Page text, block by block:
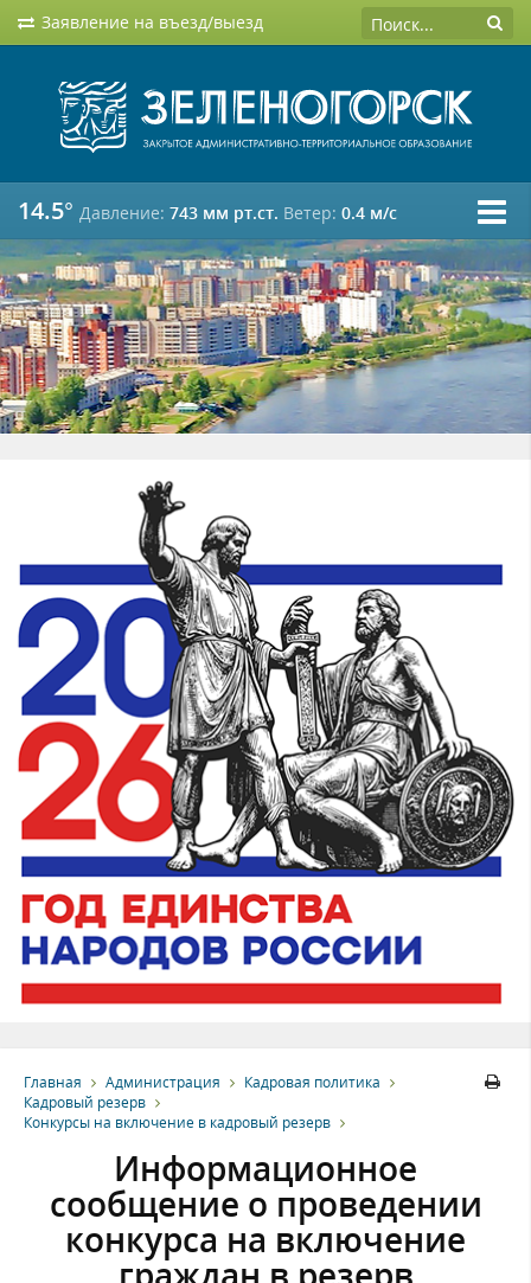
Заявление на въезд/выезд
14.5° Давление: 743 мм рт.ст. Ветер: 0.4 м/c
Главная Администрация
Кадровая политика
Кадровый резерв
Конкурсы на включение в кадровый резерв
Информационное
сообщение о проведении
конкурса на включение